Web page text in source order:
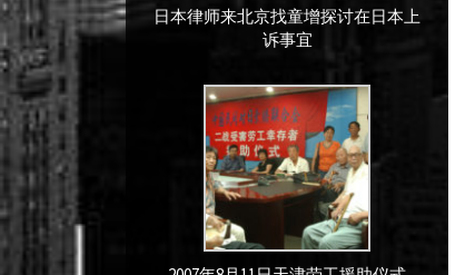
日本律师来北京找童增探讨在日本上
诉事宜